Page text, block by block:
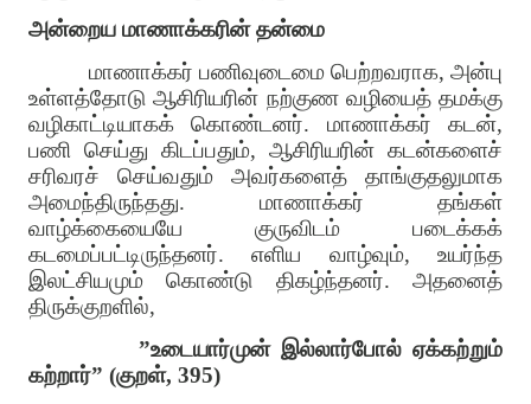
அன்றைய மாணாக்கரின் தன்மை
மாணாக்கர் பணிவுடைமை பெற்றவராக, அன்பு
உள்ளத்தோடு ஆசிரியரின் நற்குண வழியைத் தமக்கு
வழிகாட்டியாகக் கொண்டனர். மாணாக்கர் கடன்,
பணி செய்து கிடப்பதும், ஆசிரியரின் கடன்களைச்
சரிவரச் செய்வதும் அவர்களைத் தாங்குதலுமாக
அமைந்திருந்தது. மாணாக்கர் தங்கள்
வாழ்க்கையையே குருவிடம் படைக்கக்
கடமைப்பட்டிருந்தனர். எளிய வாழ்வும், உயர்ந்த
இலட்சியமும் கொண்டு திகழ்ந்தனர். அதனைத்
திருக்குறளில்,
”உடையார்முன் இல்லார்போல் ஏக்கற்றும்
கற்றார்” (குறள், 395)